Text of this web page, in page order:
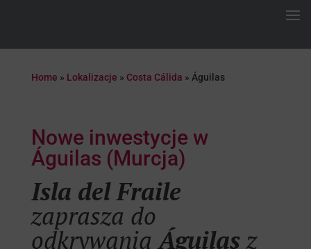
Home » Lokalizacje » Costa Cálida » Águilas
Nowe inwestycje w
Águilas (Murcja)
Isla del Fraile
zaprasza do
odkrywaniaÁguilasz